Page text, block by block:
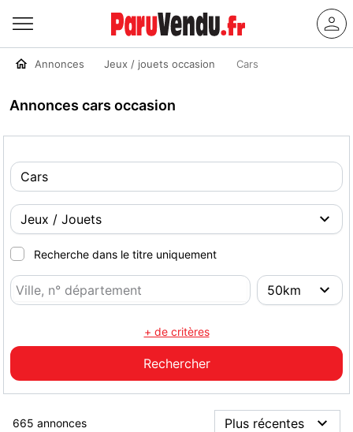
Annonces Jeux / jouets occasion Cars
Annonces cars occasion
Recherche dans le titre uniquement
+ de critères
665 annonces